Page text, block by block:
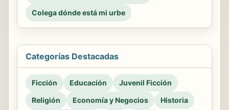
Colega dónde está mi urbe
Categorías Destacadas
Ficción Educación
Juvenil Ficción
Religión
Economía y Negocios Historia